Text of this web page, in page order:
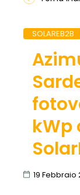
SOLAREB2B
kWp
19 Febbraio